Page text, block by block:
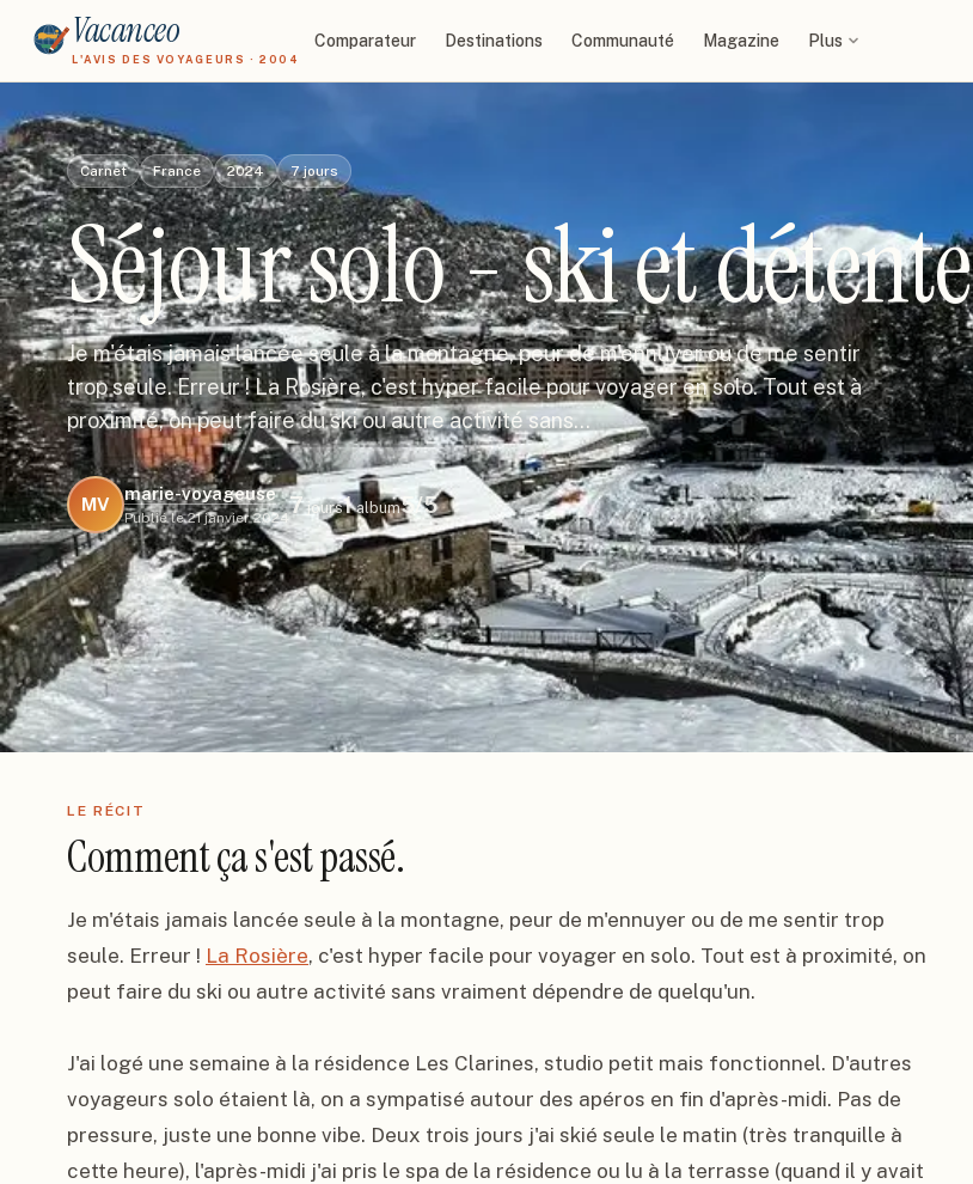
Vacanceo
L'AVIS DES VOYAGEURS · 2004
Comparateur Destinations Communauté Magazine Plus
Carnet France 2024 7jours
Séjour solo - ski et détente
Je m'étais jamais lancée seule à la montagne, peur de m'ennuyer ou de me sentir
trop seule. Erreur ! La Rosière, c'est hyper facile pour voyager en solo. Tout est à
proximité, on peut faire du ski ou autre activité sans…
MV
marie-voyageuse
Publié le 21 janvier 2024
7jours1album5 /5
LE RÉCIT
Comment ça s'est passé.
Je m'étais jamais lancée seule à la montagne, peur de m'ennuyer ou de me sentir trop
seule. Erreur ! La Rosière, c'est hyper facile pour voyager en solo. Tout est à proximité, on
peut faire du ski ou autre activité sans vraiment dépendre de quelqu'un.
J'ai logé une semaine à la résidence Les Clarines, studio petit mais fonctionnel. D'autres
voyageurs solo étaient là, on a sympatisé autour des apéros en fin d'après-midi. Pas de
pressure, juste une bonne vibe. Deux trois jours j'ai skié seule le matin (très tranquille à
cette heure), l'après-midi j'ai pris le spa de la résidence ou lu à la terrasse (quand il y avait